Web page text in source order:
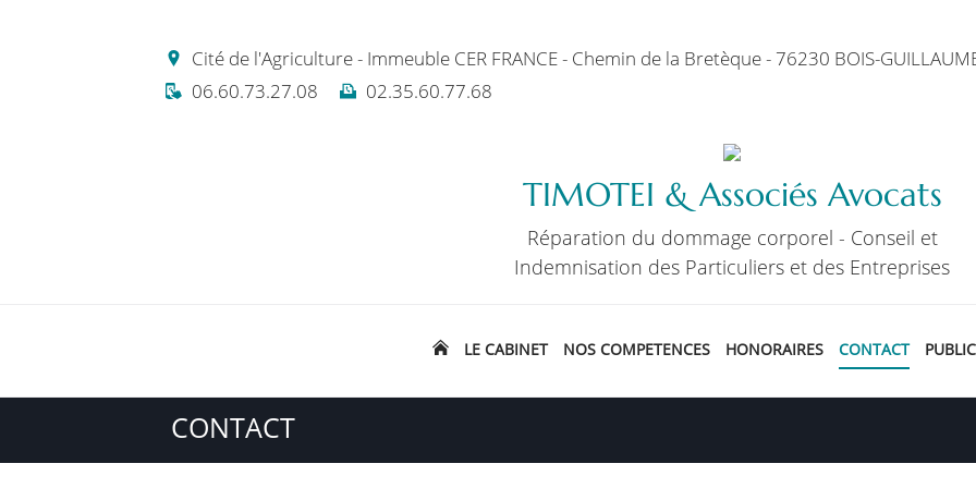
TIMOTEI & Associés Avocats
Réparation du dommage corporel - Conseil et
Indemnisation des Particuliers et des Entreprises
LE CABINET NOS COMPETENCES HONORAIRES CONTACT
Cité de l'Agriculture - Immeuble CER FRANCE - Chemin de la Bretèque - 76230 BOIS-
06.60.73.27.08
02.35.60.77.68
CONTACT